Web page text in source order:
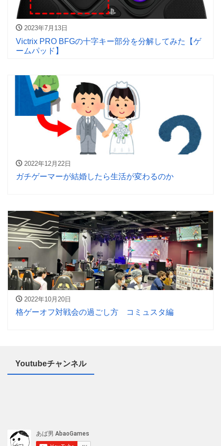
2023年7月13日
Victrix PRO BFGの十字キー部分を分解してみた【ゲ
ームパッド】
2022年12月22日
ガチゲーマーが結婚したら生活が変わるのか
2022年10月20日
格ゲーオフ対戦会の過ごし方 コミュスタ編
Youtubeチャンネル